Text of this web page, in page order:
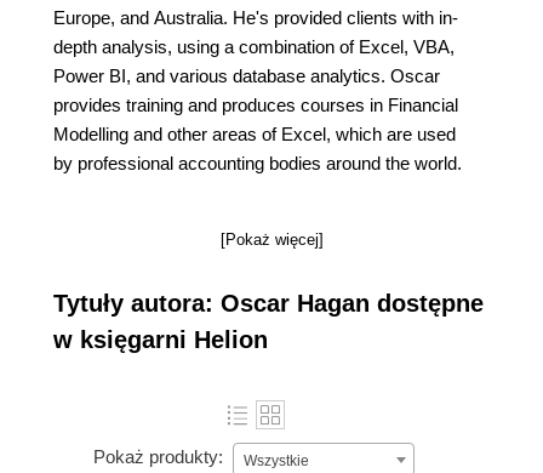
Europe, and Australia. He's provided clients with in-
depth analysis, using a combination of Excel, VBA,
Power BI, and various database analytics. Oscar
provides training and produces courses in Financial
Modelling and other areas of Excel, which are used
by professional accounting bodies around the world.
[Pokaż więcej]
Tytuły autora: Oscar Hagan dostępne
w księgarni Helion
Pokaż produkty: Wszystkie